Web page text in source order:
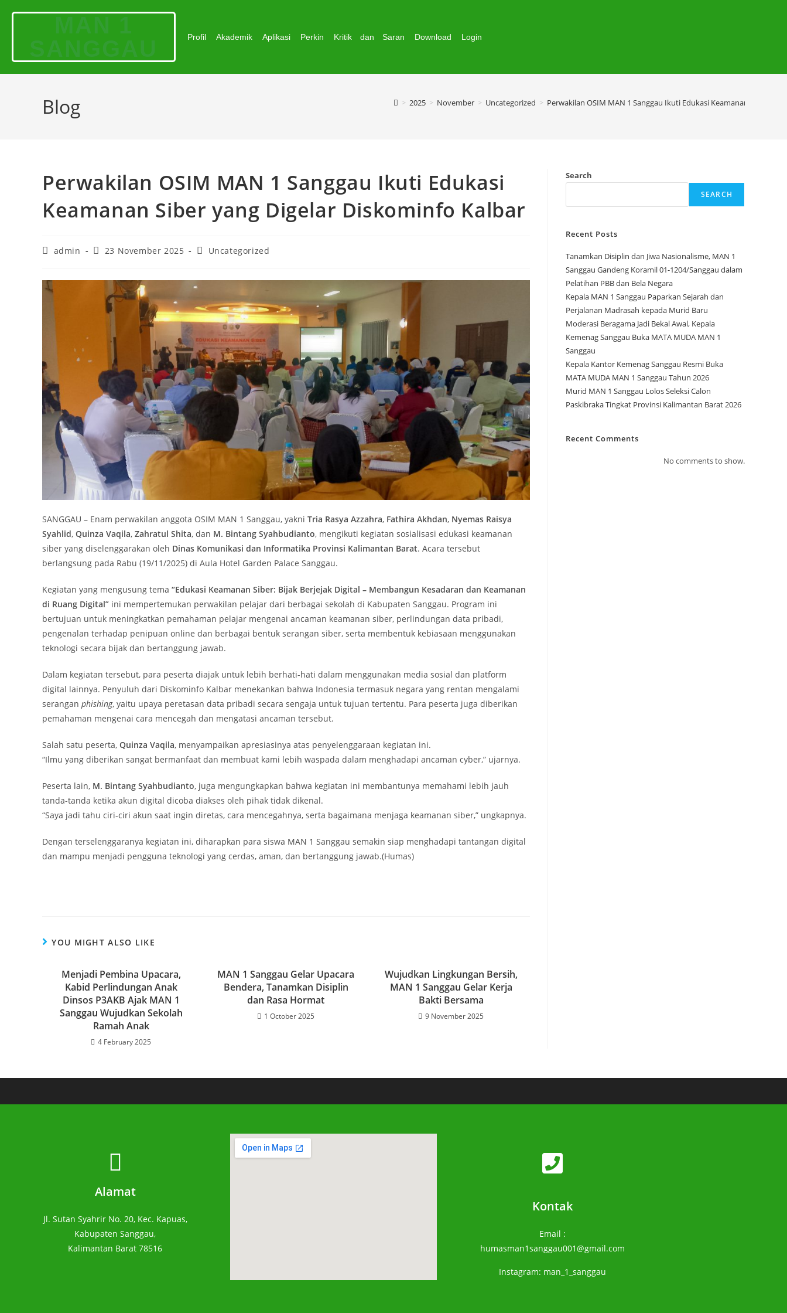
MAN 1
SANGGAU
Profil Akademik Aplikasi Perkin Kritik dan Saran Download Login
Blog > 2025 > November > Uncategorized > Perwakilan OSIM MAN 1 Sanggau Ikuti Edukasi Keamanan Siber
Perwakilan OSIM MAN 1 Sanggau Ikuti Edukasi
Keamanan Siber yang Digelar Diskominfo Kalbar
admin 23 November 2025 Uncategorized
SANGGAU – Enam perwakilan anggota OSIM MAN 1 Sanggau, yakni Tria Rasya Azzahra, Fathira Akhdan, Nyemas Raisya
Syahlid, Quinza Vaqila, Zahratul Shita, dan M. Bintang Syahbudianto, mengikuti kegiatan sosialisasi edukasi keamanan
siber yang diselenggarakan oleh Dinas Komunikasi dan Informatika Provinsi Kalimantan Barat. Acara tersebut
berlangsung pada Rabu (19/11/2025) di Aula Hotel Garden Palace Sanggau.
Kegiatan yang mengusung tema “Edukasi Keamanan Siber: Bijak Berjejak Digital – Membangun Kesadaran dan Keamanan
di Ruang Digital” ini mempertemukan perwakilan pelajar dari berbagai sekolah di Kabupaten Sanggau. Program ini
bertujuan untuk meningkatkan pemahaman pelajar mengenai ancaman keamanan siber, perlindungan data pribadi,
pengenalan terhadap penipuan online dan berbagai bentuk serangan siber, serta membentuk kebiasaan menggunakan
teknologi secara bijak dan bertanggung jawab.
Dalam kegiatan tersebut, para peserta diajak untuk lebih berhati-hati dalam menggunakan media sosial dan platform
digital lainnya. Penyuluh dari Diskominfo Kalbar menekankan bahwa Indonesia termasuk negara yang rentan mengalami
serangan phishing, yaitu upaya peretasan data pribadi secara sengaja untuk tujuan tertentu. Para peserta juga diberikan
pemahaman mengenai cara mencegah dan mengatasi ancaman tersebut.
Salah satu peserta, Quinza Vaqila, menyampaikan apresiasinya atas penyelenggaraan kegiatan ini.
“Ilmu yang diberikan sangat bermanfaat dan membuat kami lebih waspada dalam menghadapi ancaman cyber,” ujarnya.
Peserta lain, M. Bintang Syahbudianto, juga mengungkapkan bahwa kegiatan ini membantunya memahami lebih jauh
tanda-tanda ketika akun digital dicoba diakses oleh pihak tidak dikenal.
“Saya jadi tahu ciri-ciri akun saat ingin diretas, cara mencegahnya, serta bagaimana menjaga keamanan siber,” ungkapnya.
Dengan terselenggaranya kegiatan ini, diharapkan para siswa MAN 1 Sanggau semakin siap menghadapi tantangan digital
dan mampu menjadi pengguna teknologi yang cerdas, aman, dan bertanggung jawab.(Humas)
YOU MIGHT ALSO LIKE
Menjadi Pembina Upacara,
Kabid Perlindungan Anak
Dinsos P3AKB Ajak MAN 1
Sanggau Wujudkan Sekolah
Ramah Anak
4 February 2025
MAN 1 Sanggau Gelar Upacara
Bendera, Tanamkan Disiplin
dan Rasa Hormat
1 October 2025
Wujudkan Lingkungan Bersih,
MAN 1 Sanggau Gelar Kerja
Bakti Bersama
9 November 2025
Search
SEARCH
Recent Posts
Tanamkan Disiplin dan Jiwa Nasionalisme, MAN 1
Sanggau Gandeng Koramil 01-1204/Sanggau dalam
Pelatihan PBB dan Bela Negara
Kepala MAN 1 Sanggau Paparkan Sejarah dan
Perjalanan Madrasah kepada Murid Baru
Moderasi Beragama Jadi Bekal Awal, Kepala
Kemenag Sanggau Buka MATA MUDA MAN 1
Sanggau
Kepala Kantor Kemenag Sanggau Resmi Buka
MATA MUDA MAN 1 Sanggau Tahun 2026
Murid MAN 1 Sanggau Lolos Seleksi Calon
Paskibraka Tingkat Provinsi Kalimantan Barat 2026
Recent Comments
No comments to show.
Alamat
Jl. Sutan Syahrir No. 20, Kec. Kapuas,
Kabupaten Sanggau,
Kalimantan Barat 78516
Kontak
Email :
humasman1sanggau001@gmail.com
Instagram: man_1_sanggau